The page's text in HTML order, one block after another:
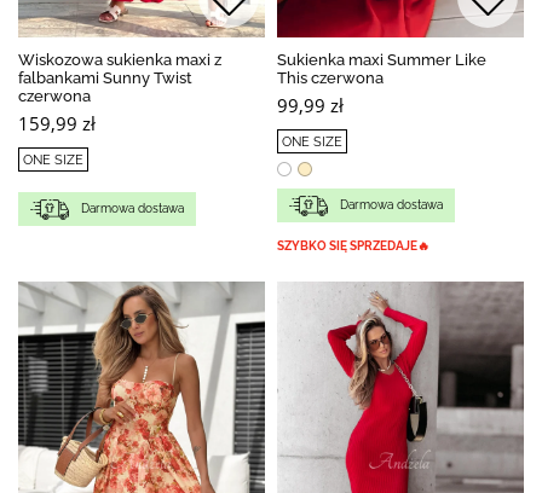
Wiskozowa sukienka maxi z
falbankami Sunny Twist
czerwona
159,99 zł
ONE SIZE
Darmowa dostawa
BESTSELLER
Sukienka maxi Summer Like
This czerwona
99,99 zł
ONE SIZE
Darmowa dostawa
SZYBKO SIĘ SPRZEDAJE🔥